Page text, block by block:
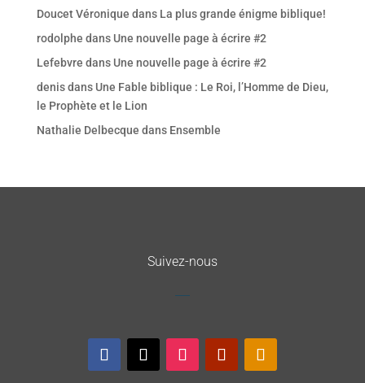
Doucet Véronique dans La plus grande énigme biblique!
rodolphe dans Une nouvelle page à écrire #2
Lefebvre dans Une nouvelle page à écrire #2
denisdans Une Fable biblique : Le Roi, l’Homme de Dieu,
le Prophète et le Lion
Nathalie Delbecque dans Ensemble
Suivez-nous